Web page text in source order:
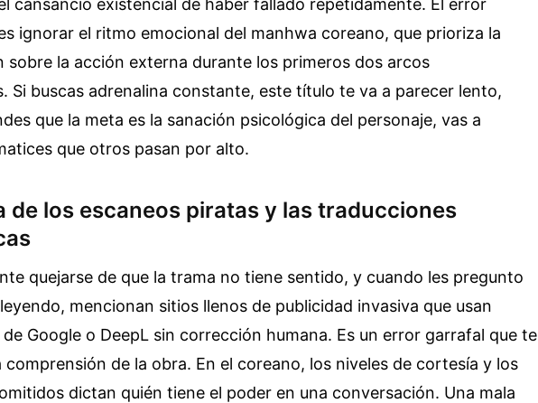
cansancio existencial de haber fallado repetidamente. El error
ignorar el ritmo emocional del manhwa coreano, que prioriza la
sobre la acción externa durante los primeros dos arcos
Si buscas adrenalina constante, este título te va a parecer lento,
que la meta es la sanación psicológica del personaje, vas a
que otros pasan por alto.
de los escaneos piratas y las traducciones
quejarse de que la trama no tiene sentido, y cuando les pregunto
mencionan sitios llenos de publicidad invasiva que usan
Google o DeepL sin corrección humana. Es un error garrafal que te
comprensión de la obra. En el coreano, los niveles de cortesía y los
dictan quién tiene el poder en una conversación. Una mala